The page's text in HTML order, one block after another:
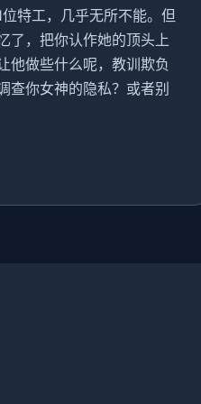
特工，几乎无所不能。但
了，把你认作她的顶头上
他做些什么呢，教训欺负
查你女神的隐私？或者别